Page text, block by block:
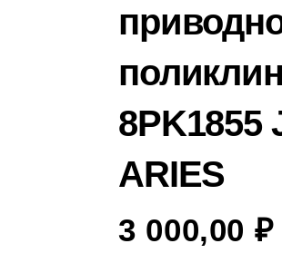
8PK1855
ARIES
3 000,00 ₽